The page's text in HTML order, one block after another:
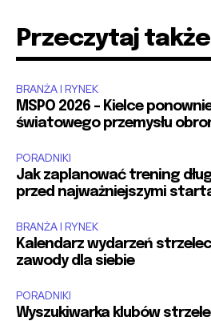
Przeczytaj także
BRANŻA I RYNEK
MSPO 2026 – Kielce
światowego przemysłu
PORADNIKI
Jak zaplanować trening
przed najważniejszymi
BRANŻA I RYNEK
Kalendarz wydarzeń
zawody dla siebie
PORADNIKI
Wyszukiwarka klubów